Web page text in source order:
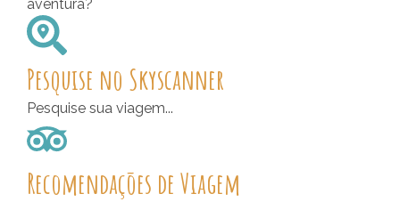
aventura?
Pesquise no Skyscanner
Pesquise sua viagem...
Recomendações de Viagem